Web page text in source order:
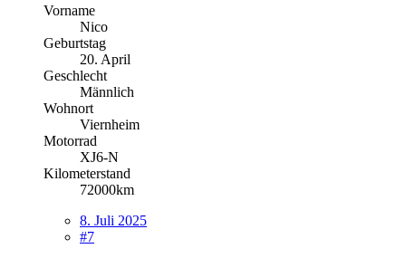
Vorname
Nico
Geburtstag
20. April
Geschlecht
Männlich
Wohnort
Viernheim
Motorrad
XJ6-N
Kilometerstand
72000km
8. Juli 2025
#7